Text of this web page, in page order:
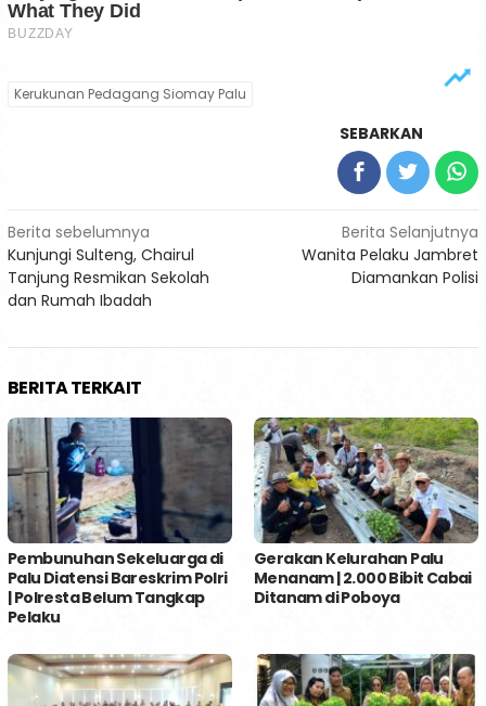
Kerukunan Pedagang Siomay Palu
SEBARKAN
Navigasi
pos
Berita sebelumnya
Kunjungi Sulteng, Chairul
Tanjung Resmikan Sekolah
dan Rumah Ibadah
Berita Selanjutnya
Wanita Pelaku Jambret
Diamankan Polisi
BERITA TERKAIT
Pembunuhan Sekeluarga di
Palu Diatensi Bareskrim Polri
| Polresta Belum Tangkap
Pelaku
Gerakan Kelurahan Palu
Menanam | 2.000 Bibit Cabai
Ditanam di Poboya